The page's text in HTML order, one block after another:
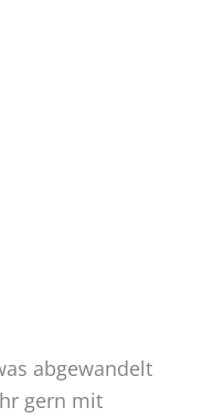
abgewandelt
gern mit